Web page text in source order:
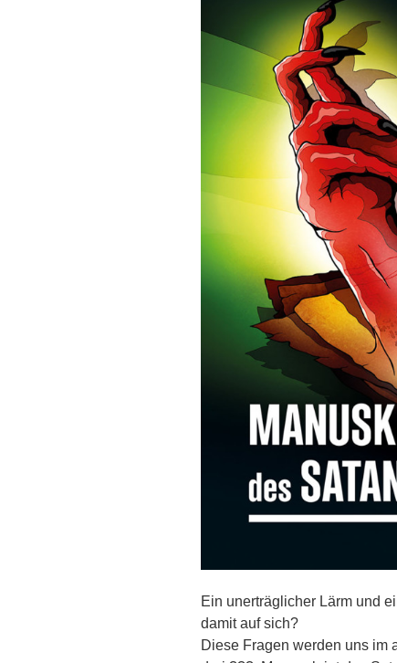
Ein unerträglicher Lärm und
damit auf sich?
Diese Fragen werden uns im